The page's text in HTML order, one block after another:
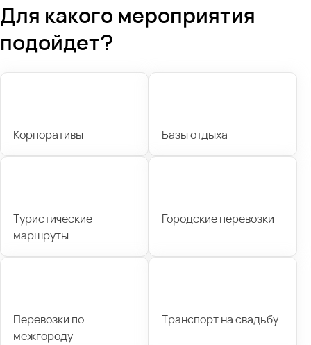
Для какого мероприятия
подойдет?
Корпоративы Базы отдыха
Туристические
маршруты
Городские перевозки
Перевозки по
межгороду
Транспорт на свадьбу